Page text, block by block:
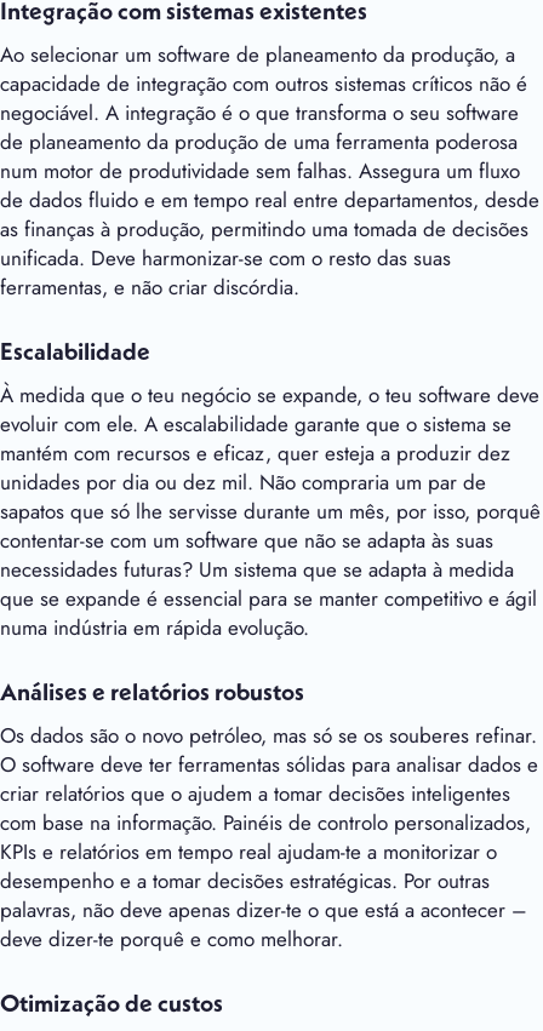
Integração com sistemas existentes
Ao selecionar um software de planeamento da produção, a
capacidade de integração com outros sistemas críticos não é
negociável. A integração é o que transforma o seu software
de planeamento da produção de uma ferramenta poderosa
num motor de produtividade sem falhas. Assegura um fluxo
de dados fluido e em tempo real entre departamentos, desde
as finanças à produção, permitindo uma tomada de decisões
unificada. Deve harmonizar-se com o resto das suas
ferramentas, e não criar discórdia.
Escalabilidade
À medida que o teu negócio se expande, o teu software deve
evoluir com ele. A escalabilidade garante que o sistema se
mantém com recursos e eficaz, quer esteja a produzir dez
unidades por dia ou dez mil. Não compraria um par de
sapatos que só lhe servisse durante um mês, por isso, porquê
contentar-se com um software que não se adapta às suas
necessidades futuras? Um sistema que se adapta à medida
que se expande é essencial para se manter competitivo e ágil
numa indústria em rápida evolução.
Análises e relatórios robustos
Os dados são o novo petróleo, mas só se os souberes refinar.
O software deve ter ferramentas sólidas para analisar dados e
criar relatórios que o ajudem a tomar decisões inteligentes
com base na informação. Painéis de controlo personalizados,
KPIs e relatórios em tempo real ajudam-te a monitorizar o
desempenho e a tomar decisões estratégicas. Por outras
palavras, não deve apenas dizer-te o que está a acontecer –
deve dizer-te porquê e como melhorar.
Otimização de custos